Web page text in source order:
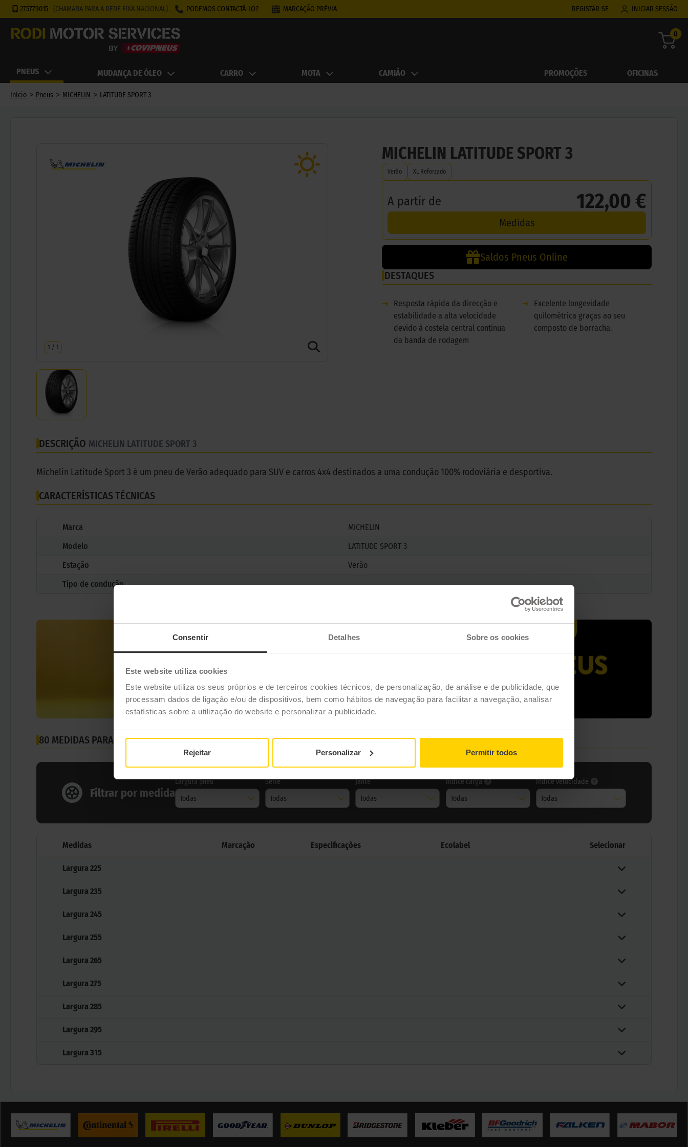
Consentir Detalhes Sobre os cookies
Este website utiliza cookies
Este website utiliza os seus próprios e de terceiros cookies técnicos, de personalização, de análise e de publicidade, que
processam dados de ligação e/ou de dispositivos, bem como hábitos de navegação para facilitar a navegação, analisar
estatísticas sobre a utilização do website e personalizar a publicidade.
Rejeitar Personalizar Permitir todos
275779015 (CHAMADA PARA A REDE FIXA NACIONAL) PODEMOS CONTACTÁ-LO? MARCAÇÃO PRÉVIA REGISTAR-SE INICIAR SESSÃO
0
PNEUS MUDANÇA DE ÓLEO CARRO MOTA CAMIÃO PROMOÇÕES OFICINAS
Início > Pneus > MICHELIN > LATITUDE SPORT 3
1 / 1
MICHELIN LATITUDE SPORT 3
Verão XL Reforzado
A partir de 122,00 €
Medidas
Saldos Pneus Online
DESTAQUES
➜
Resposta rápida da direcção e
estabilidade a alta velocidade
devido à costela central contínua
da banda de rodagem
➜
Excelente longevidade
quilométrica graças ao seu
composto de borracha.
DESCRIÇÃO MICHELIN LATITUDE SPORT 3
Michelin Latitude Sport 3 é um pneu de Verão adequado para SUV e carros 4x4 destinados a uma condução 100% rodoviária e desportiva.
CARACTERÍSTICAS TÉCNICAS
Marca
MICHELIN
Modelo
LATITUDE SPORT 3
Estação
Verão
Tipo de condução
80 MEDIDAS PARA O PNEU MICHELIN LATITUDE SPORT 3
Filtrar por medida
Largura pneu
Todas
Série
Todas
Jante
Todas
Índice carga
Todas
Índice velocidade
Todas
Medidas Marcação Especificações Ecolabel Selecionar
Largura 225
Largura 235
Largura 245
Largura 255
Largura 265
Largura 275
Largura 285
Largura 295
Largura 315